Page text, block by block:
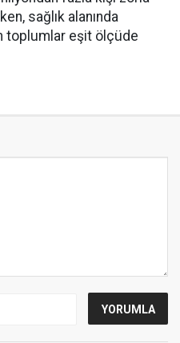
sağlık alanında
toplumlar eşit ölçüde